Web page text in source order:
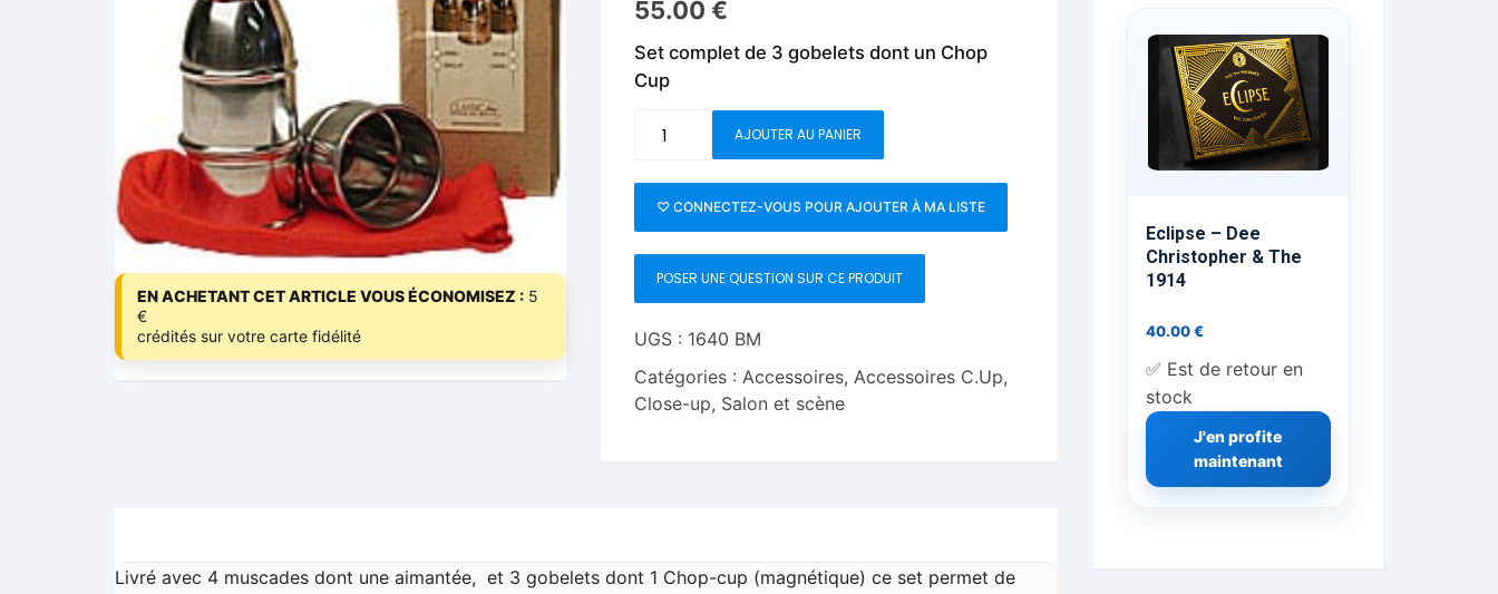
Foulards C.Up
Liquides C.Up
Pièces-Billets
Feu
Foulards
Liquides
Pièces-Billets
Livres sur la Magie
impromptue
Livres en Anglais
EN ACHETANT CET ARTICLE VOUS ÉCONOMISEZ : 5
€
crédités sur votre carte fidélité
55.00€
Set complet de 3 gobelets dont un Chop
Cup
Gobelets
chop
cup-
Bazar
de
Magia
AJOUTER AU PANIER
♡ CONNECTEZ-VOUS POUR AJOUTER À MA LISTE
POSER UNE QUESTION SUR CE PRODUIT
UGS : 1640 BM
Catégories :Accessoires,Accessoires C.Up,
Close-up, Salon et scène
Livré avec 4 muscades dont une aimantée, et 3 gobelets dont 1 Chop-cup (magnétique) ce set permet de
Eclipse – Dee
Christopher & The
1914
40.00€
✅ Est de retour en
stock
J'en profite
maintenant